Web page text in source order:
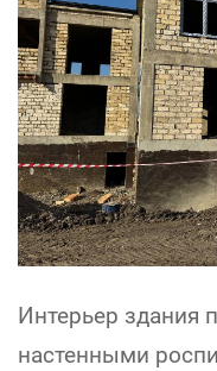
Интерьер здания
настенными